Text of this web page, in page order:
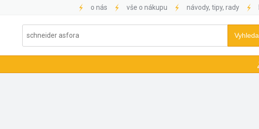
o nás vše o nákupu návody, tipy, rady